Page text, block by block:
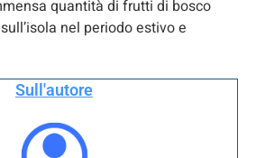
quantità di frutti di bosco
nel periodo estivo e
Sull'autore